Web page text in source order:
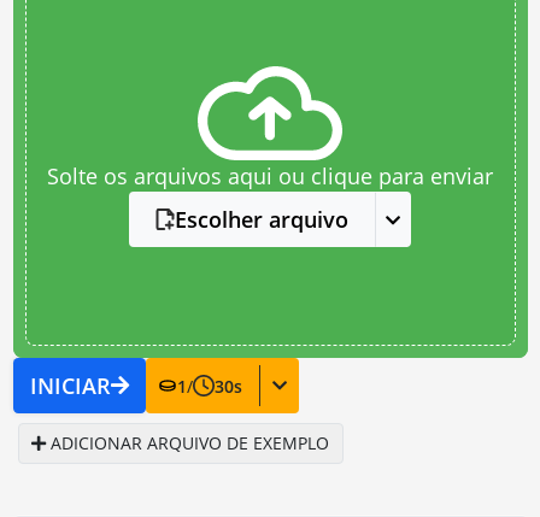
Solte os arquivos aqui ou clique para enviar
Escolher arquivo
INICIAR 1/ 30s
ADICIONAR ARQUIVO DE EXEMPLO